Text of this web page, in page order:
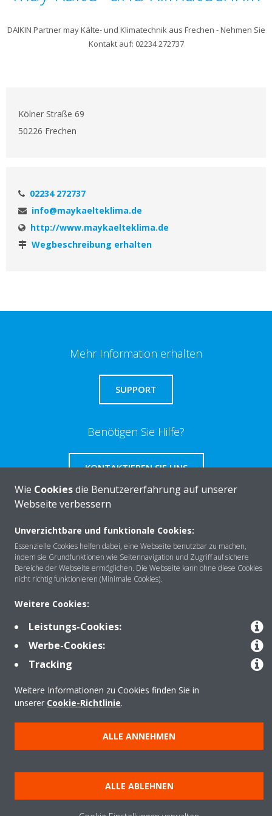
DAIKIN Partner may Kälte- und Klimatechnik aus Frechen - Nehmen Sie
Kontakt auf: 02234 272737
Kölner Straße 69
50226 Frechen
02234 272737
info@maykaelteklima.de
http://www.maykaelteklima.de
Wegbeschreibung erhalten
Mehr Information erhalten
SUPPORT
Benötigen Sie Hilfe?
KONTAKTIEREN SIE UNS
Über DAIKIN
Anwendungsbereiche
Kontakt
Copyright © Daikin
Wie Cookiesdie Benutzererfahrung auf unserer
Webseite verbessern
Unverzichtbare und funktionale Cookies:
Essenzielle Cookies helfen dabei, eine Webseite benutzbar zu machen,
indem sie Grundfunktionen wie Seitennavigation und Zugriff auf sichere
Bereiche der Webseite ermöglichen. Die Webseite kann ohne diese Cookies
nicht richtig funktionieren (Minimale Cookies).
Weitere Cookies:
Leistungs-Cookies:
Werbe-Cookies:
Tracking
Weitere Informationen zu Cookies finden Sie in
unserer Cookie-Richtlinie.
ALLE ANNEHMEN
ALLE ABLEHNEN